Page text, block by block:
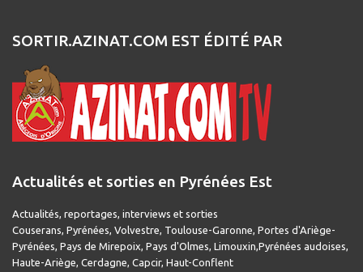
SORTIR.AZINAT.COM EST ÉDITÉ PAR
Actualités et sorties en Pyrénées Est
Actualités, reportages, interviews et sorties
Couserans, Pyrénées, Volvestre, Toulouse-Garonne, Portes d'Ariège-
Pyrénées, Pays de Mirepoix, Pays d'Olmes, Limouxin,Pyrénées audoises,
Haute-Ariège, Cerdagne, Capcir, Haut-Conflent